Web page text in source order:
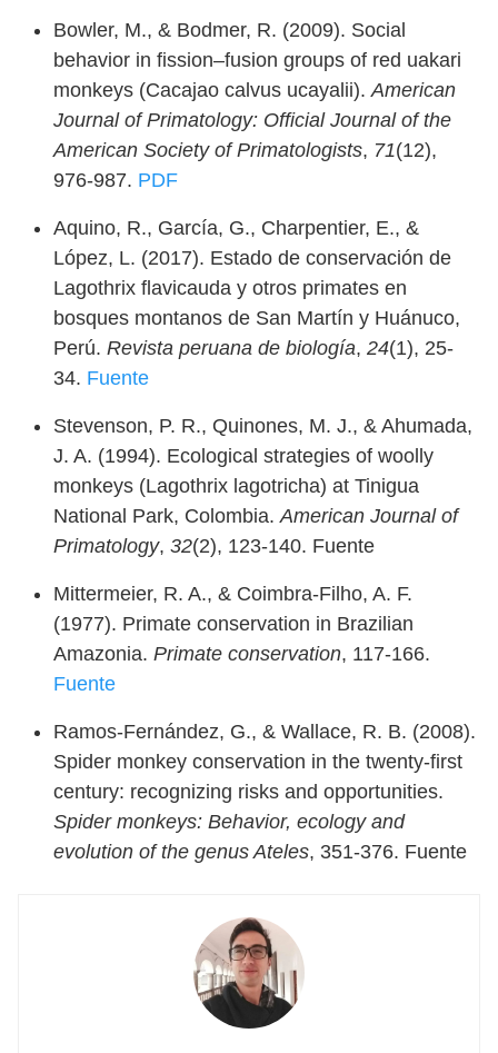
Bowler, M., & Bodmer, R. (2009). Social
behavior in fission–fusion groups of red uakari
monkeys (Cacajao calvus ucayalii). American
Journal of Primatology: Official Journal of the
American Society of Primatologists, 71(12),
976-987. PDF
Aquino, R., García, G., Charpentier, E., &
López, L. (2017). Estado de conservación de
Lagothrix flavicauda y otros primates en
bosques montanos de San Martín y Huánuco,
Perú. Revista peruana de biología, 24(1), 25-
34. Fuente
Stevenson, P. R., Quinones, M. J., & Ahumada,
J. A. (1994). Ecological strategies of woolly
monkeys (Lagothrix lagotricha) at Tinigua
National Park, Colombia. American Journal of
Primatology, 32(2), 123-140. Fuente
Mittermeier, R. A., & Coimbra-Filho, A. F.
(1977). Primate conservation in Brazilian
Amazonia. Primate conservation, 117-166.
Fuente
Ramos-Fernández, G., & Wallace, R. B. (2008).
Spider monkey conservation in the twenty-first
century: recognizing risks and opportunities.
Spider monkeys: Behavior, ecology and
evolution of the genus Ateles, 351-376. Fuente